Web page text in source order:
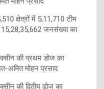
क्षेत्रों में 5,11,710 टीम
जनसंख्या का
की प्रथम डोज का
अमित मोहन प्रसाद
की द्वितीय डोज का